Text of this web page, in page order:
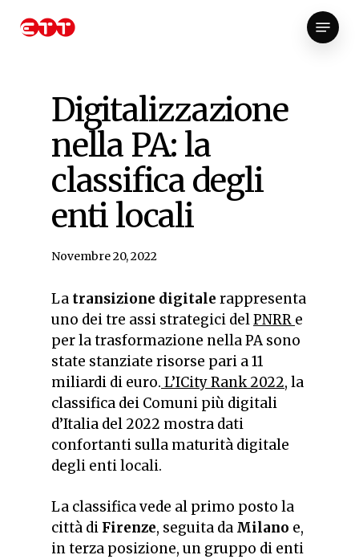
Menu
Digitalizzazione
nella PA: la
classifica degli
enti locali
Novembre 20, 2022
La transizione digitale rappresenta
uno dei tre assi strategici delPNRR e
per la trasformazione nella PA sono
state stanziate risorse pari a 11
miliardi di euro. L’ICity Rank 2022, la
classifica dei Comuni più digitali
d’Italia del 2022 mostra dati
confortanti sulla maturità digitale
degli enti locali.
La classifica vede al primo posto la
città di Firenze, seguita da Milano e,
in terza posizione, un gruppo di enti